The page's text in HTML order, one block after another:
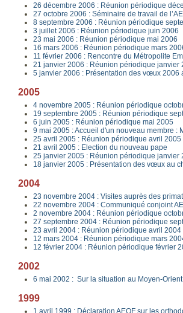
26 décembre 2006 : Réunion périodique
27 octobre 2006 : Séminaire de travail de
8 septembre 2006 : Réunion périodique
3 juillet 2006 : Réunion périodique juin 2006
23 mai 2006 : Réunion périodique mai 2006
16 mars 2006 : Réunion périodique mars
11 février 2006 : Rencontre du Métropolite
21 janvier 2006 : Réunion périodique janvier
5 janvier 2006 : Présentation des vœux 2006
2005
4 novembre 2005 : Réunion périodique
19 septembre 2005 : Réunion périodique
6 juin 2005 : Réunion périodique mai 2005
9 mai 2005 : Accueil d'un nouveau membre :
25 avril 2005 : Réunion périodique avril 2005
21 avril 2005 : Election du nouveau pape
25 janvier 2005 : Réunion périodique janvier
18 janvier 2005 : Présentation des vœux au
2004
23 novembre 2004 : Visites auprès des
22 novembre 2004 : Communiqué conjoint
2 novembre 2004 : Réunion périodique
27 septembre 2004 : Réunion périodique
23 avril 2004 : Réunion périodique avril 2004
12 mars 2004 : Réunion périodique mars
12 février 2004 : Réunion périodique février
2002
6 mai 2002 : Sur la situation au Moyen-Orient
1999
1 avril 1999 : Déclaration AEOF sur les